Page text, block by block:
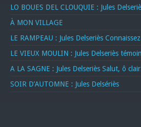
LO BOUES DEL CLOUQUIE : Jules
À MON VILLAGE
LE RAMPEAU : Jules Delseriès
LE VIEUX MOULIN : Jules Delseriès
A LA SAGNE : Jules Delseriès Salut, ô
SOIR D’AUTOMNE : Jules Delsériès